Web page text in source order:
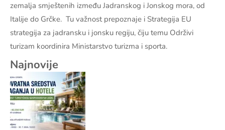
zemalja smještenih između Jadranskog i Jonskog mora, od
Italije do Grčke. Tu važnost prepoznaje i Strategija EU
strategija za jadransku i jonsku regiju, čiju temu Održivi
turizam koordinira Ministarstvo turizma i sporta.
Najnovije